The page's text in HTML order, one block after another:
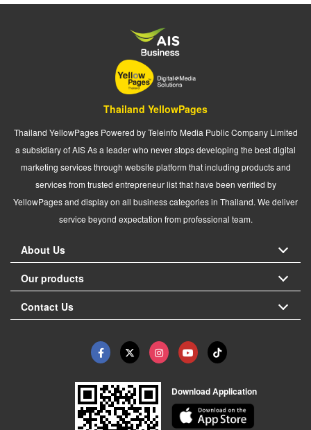
Thailand YellowPages
Thailand YellowPages Powered by Teleinfo Media Public Company Limited
a subsidiary of AIS As a leader who never stops developing the best digital
marketing services through website platform that including products and
services from trusted entrepreneur list that have been verified by
YellowPages and display on all business categories in Thailand. We deliver
service beyond expectation from professional team.
About Us
Our products
Contact Us
Download Application